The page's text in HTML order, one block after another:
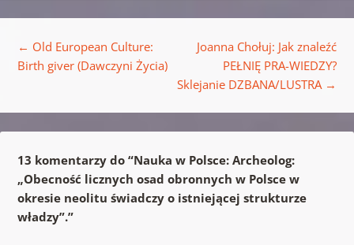
← Old European Culture:
Birth giver (Dawczyni Życia)
Joanna Chołuj: Jak znaleźć
PEŁNIĘ PRA-WIEDZY?
Sklejanie DZBANA/LUSTRA →
13 komentarzy do “Nauka w Polsce: Archeolog:
„Obecność licznych osad obronnych w Polsce w
okresie neolitu świadczy o istniejącej strukturze
władzy”.”